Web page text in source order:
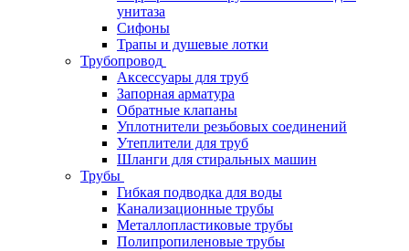
унитаза
Сифоны
Трапы и душевые лотки
Трубопровод
Аксессуары для труб
Запорная арматура
Обратные клапаны
Уплотнители резьбовых соединений
Утеплители для труб
Шланги для стиральных машин
Трубы
Гибкая подводка для воды
Канализационные трубы
Металлопластиковые трубы
Полипропиленовые трубы